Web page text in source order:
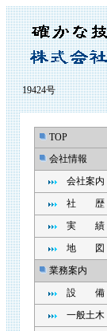
静岡
19424号
TOP
会社情報
会社案内
社 歴
実 績
地 図
業務案内
設 備
一般土木